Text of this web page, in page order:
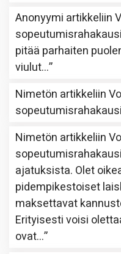
Anonyymi artikkeliin
pitää parhaiten
viulut…”
Nimetön artikkeliin
Nimetön artikkeliin
ajatuksista. Olet
pidempikestoiset
maksettavat
Erityisesti voisi
ovat…”